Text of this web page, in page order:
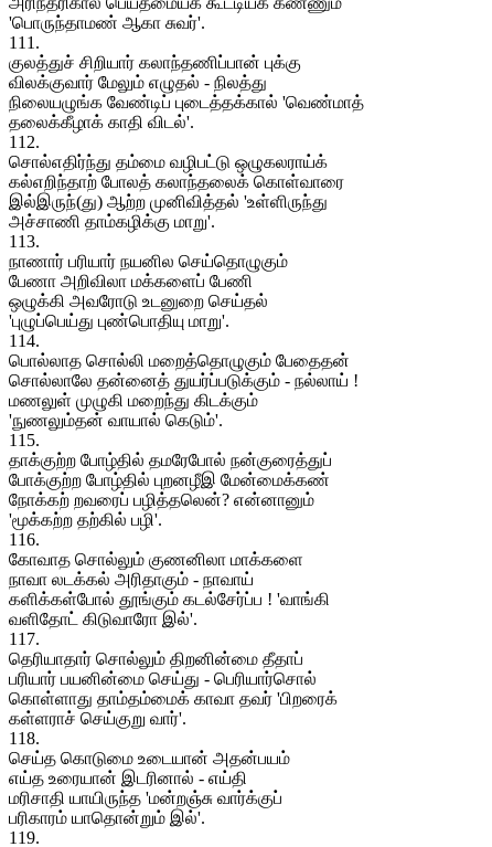
'பொருந்தாமண் ஆகா சுவர்'.
111.
குலத்துச் சிறியார் கலாந்தணிப்பான் புக்கு
விலக்குவார் மேலும் எழுதல் - நிலத்து
நிலையழுங்க வேண்டிப் புடைத்தக்கால் 'வெண்மாத்
தலைக்கீழாக் காதி விடல்'.
112.
சொல்எதிர்ந்து தம்மை வழிபட்டு ஒழுகலராய்க்
கல்எறிந்தாற் போலத் கலாந்தலைக் கொள்வாரை
இல்இருந்(து) ஆற்ற முனிவித்தல் 'உள்ளிருந்து
அச்சாணி தாம்கழிக்கு மாறு'.
113.
நாணார் பரியார் நயனில செய்தொழுகும்
பேணா அறிவிலா மக்களைப் பேணி
ஒழுக்கி அவரோடு உடனுறை செய்தல்
'புழுப்பெய்து புண்பொதியு மாறு'.
114.
பொல்லாத சொல்லி மறைத்தொழுகும் பேதைதன்
சொல்லாலே தன்னைத் துயர்ப்படுக்கும் - நல்லாய் !
மணலுள் முழுகி மறைந்து கிடக்கும்
'நுணலும்தன் வாயால் கெடும்'.
115.
தாக்குற்ற போழ்தில் தமரேபோல் நன்குரைத்துப்
போக்குற்ற போழ்தில் புறனழீஇ மேன்மைக்கண்
நோக்கற் றவரைப் பழித்தலென்? என்னானும்
'மூக்கற்ற தற்கில் பழி'.
116.
கோவாத சொல்லும் குணனிலா மாக்களை
நாவா லடக்கல் அரிதாகும் - நாவாய்
களிக்கள்போல் தூங்கும் கடல்சேர்ப்ப ! 'வாங்கி
வளிதோட் கிடுவாரோ இல்'.
117.
தெரியாதார் சொல்லும் திறனின்மை தீதாப்
பரியார் பயனின்மை செய்து - பெரியார்சொல்
கொள்ளாது தாம்தம்மைக் காவா தவர் 'பிறரைக்
கள்ளராச் செய்குறு வார்'.
118.
செய்த கொடுமை உடையான் அதன்பயம்
எய்த உரையான் இடரினால் - எய்தி
மரிசாதி யாயிருந்த 'மன்றஞ்சு வார்க்குப்
பரிகாரம் யாதொன்றும் இல்'.
119.